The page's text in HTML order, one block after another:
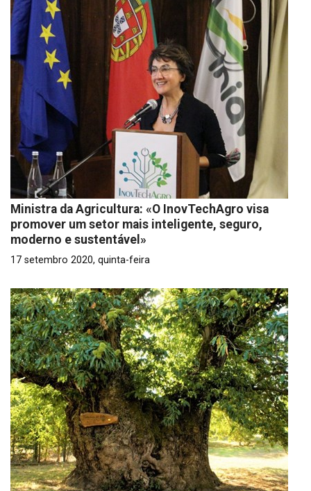
Ministra da Agricultura: «O InovTechAgro visa
promover um setor mais inteligente, seguro,
moderno e sustentável»
17 setembro 2020, quinta-feira